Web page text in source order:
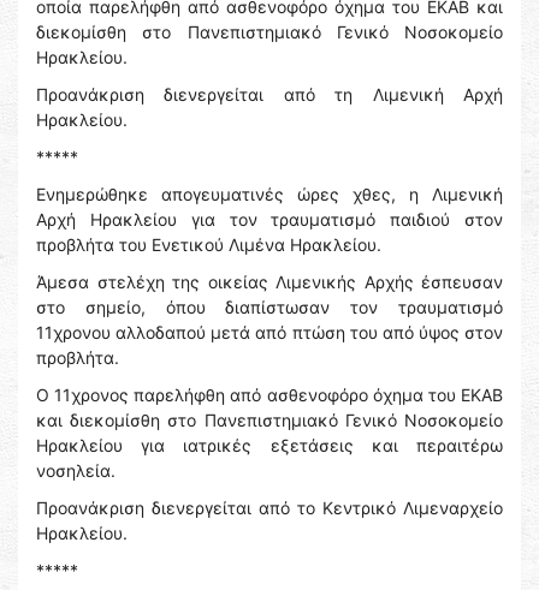
οποία παρελήφθη από ασθενοφόρο όχημα του ΕΚΑΒ και
διεκομίσθη στο Πανεπιστημιακό Γενικό Νοσοκομείο
Ηρακλείου.
Προανάκριση διενεργείται από τη Λιμενική Αρχή
Ηρακλείου.
*****
Ενημερώθηκε απογευματινές ώρες χθες, η Λιμενική
Αρχή Ηρακλείου για τον τραυματισμό παιδιού στον
προβλήτα του Ενετικού Λιμένα Ηρακλείου.
Άμεσα στελέχη της οικείας Λιμενικής Αρχής έσπευσαν
στο σημείο, όπου διαπίστωσαν τον τραυματισμό
11χρονου αλλοδαπού μετά από πτώση του από ύψος στον
προβλήτα.
Ο 11χρονος παρελήφθη από ασθενοφόρο όχημα του ΕΚΑΒ
και διεκομίσθη στο Πανεπιστημιακό Γενικό Νοσοκομείο
Ηρακλείου για ιατρικές εξετάσεις και περαιτέρω
νοσηλεία.
Προανάκριση διενεργείται από το Κεντρικό Λιμεναρχείο
Ηρακλείου.
*****